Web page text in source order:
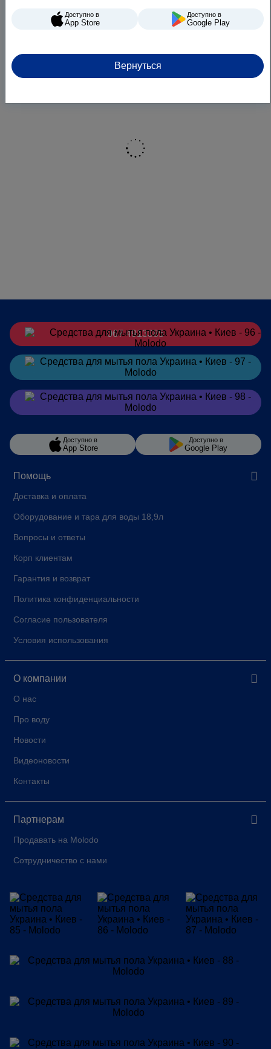
Помощь
Доставка и оплата
Оборудование и тара для воды 18,9л
Вопросы и ответы
Корп клиентам
Гарантия и возврат
Политика конфиденциальности
Согласие пользователя
Условия использования
О компании
О нас
Про воду
Новости
Видеоновости
Контакты
Партнерам
Продавать на Molodo
Сотрудничество с нами
067 4913385
Заказать в Telegram
Заказатьв Viber
Доступно в
App Store
Доступно в
Google Play
Доступно в
App Store
Доступно в
Google Play
Вернуться